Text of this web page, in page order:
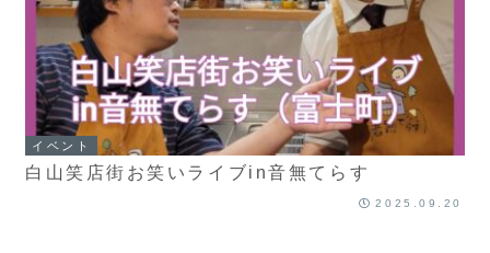
イベント
白山笑店街お笑いライブin音無てらす
2025.09.20